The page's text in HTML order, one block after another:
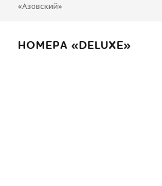
«Азовский»
НОМЕРА «DELUXE»